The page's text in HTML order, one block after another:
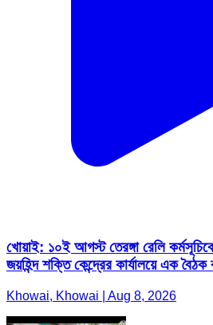
খোয়াই: ১০ই আগস্ট তেরঙ্গা রেলি
জয়হিন্দ শক্তি কেন্দ্রের কার্যালয়ে এক
Khowai, Khowai | Aug 8, 2026